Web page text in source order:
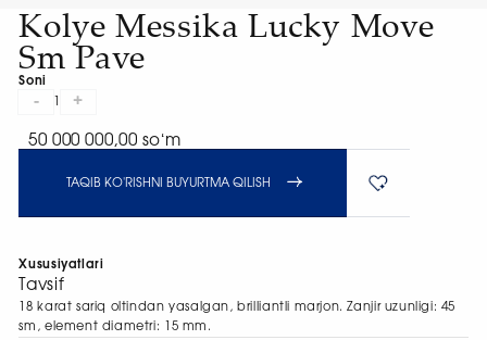
Kolye Messika Lucky Move
Sm Pave
Soni
- +
50 000 000,00 soʻm
TAQIB KO'RISHNI BUYURTMA QILISH
Xususiyatlari
Tavsif
18 karat sariq oltindan yasalgan, brilliantli marjon. Zanjir uzunligi: 45
sm, element diametri: 15 mm.